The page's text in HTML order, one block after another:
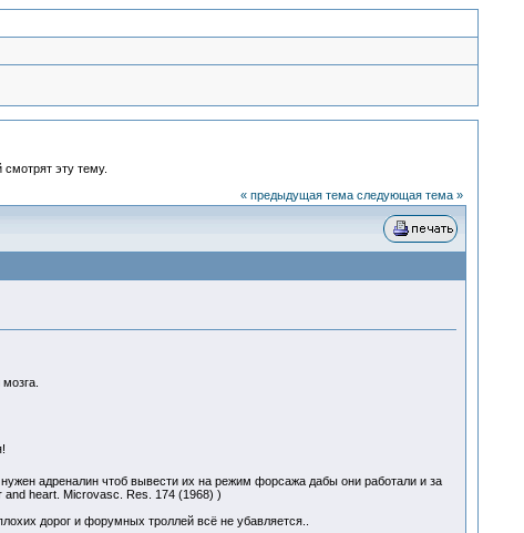
смотрят эту тему.
« предыдущая тема следующая тема »
адреналин чтоб вывести их на режим форсажа дабы они работали и за
heart. Microvasc. Res. 174 (1968) )
дорог и форумных троллей всё не убавляется..